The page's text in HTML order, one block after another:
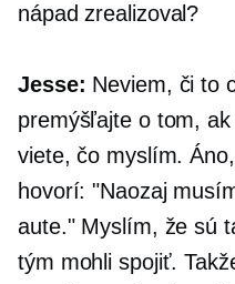
nápad zrealizoval?
Jesse: Neviem, či to
premýšľajte o tom,
viete, čo myslím.
hovorí: "Naozaj
aute." Myslím, že sú
tým mohli spojiť.